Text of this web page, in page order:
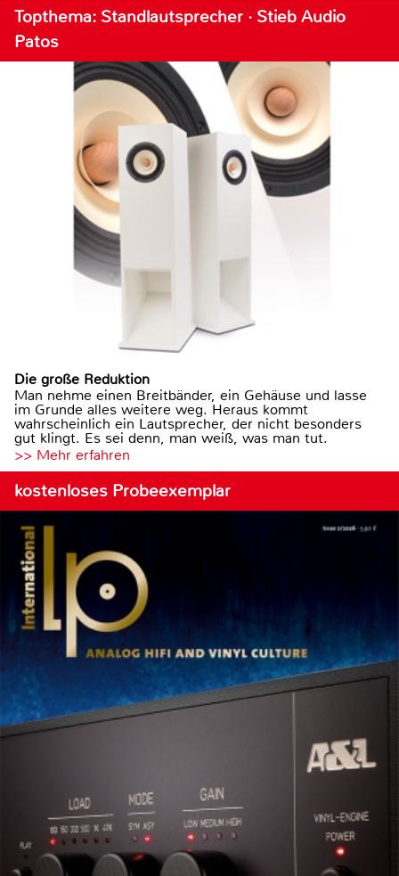
Topthema: Standlautsprecher · Stieb Audio
Patos
Die große Reduktion
Man nehme einen Breitbänder, ein Gehäuse und lasse
im Grunde alles weitere weg. Heraus kommt
wahrscheinlich ein Lautsprecher, der nicht besonders
gut klingt. Es sei denn, man weiß, was man tut.
>> Mehr erfahren
kostenloses Probeexemplar